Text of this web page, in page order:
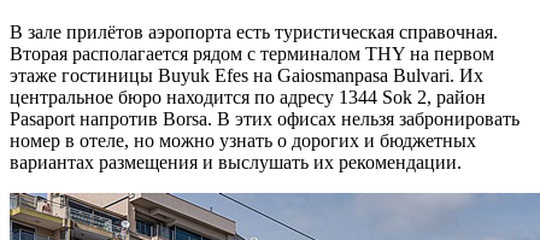
В зале прилётов аэропорта есть туристическая справочная.
Вторая располагается рядом с терминалом THY на первом
этаже гостиницы Buyuk Efes на Gaiosmanpasa Bulvari. Их
центральное бюро находится по адресу 1344 Sok 2, район
Pasaport напротив Borsa. В этих офисах нельзя забронировать
номер в отеле, но можно узнать о дорогих и бюджетных
вариантах размещения и выслушать их рекомендации.